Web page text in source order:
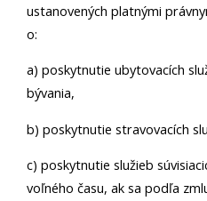
ustanovených platnými
o:
a) poskytnutie ubytovacích
bývania,
b) poskytnutie stravovacích
c) poskytnutie služieb
voľného času, ak sa podľa